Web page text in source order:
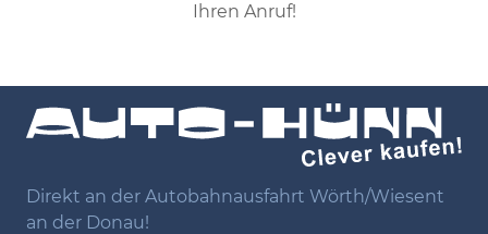
Ihren Anruf!
Direkt an der Autobahnausfahrt Wörth/Wiesent
an der Donau!